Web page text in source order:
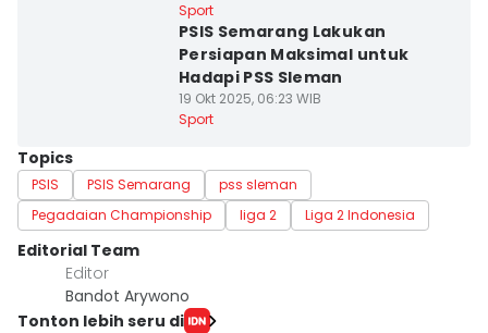
Sport
PSIS Semarang Lakukan
Persiapan Maksimal untuk
Hadapi PSS Sleman
19 Okt 2025, 06:23 WIB
Sport
Topics
PSIS PSIS Semarang
pss sleman
Pegadaian Championship
liga 2 Liga 2 Indonesia
Editorial Team
Editor
Bandot Arywono
Tonton lebih seru di